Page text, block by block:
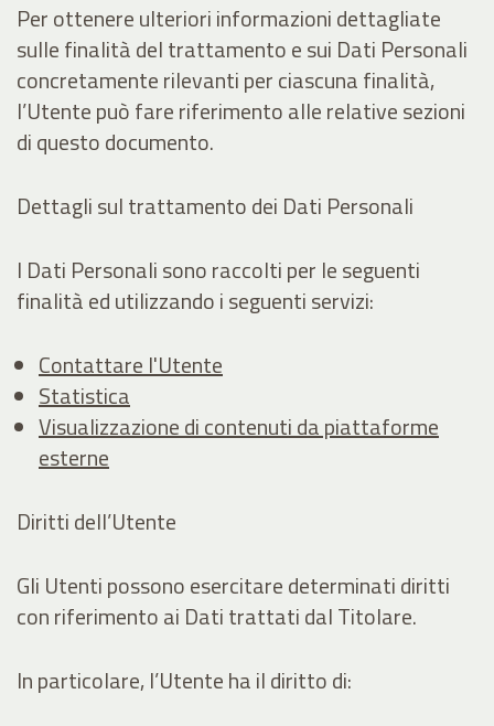
Per ottenere ulteriori informazioni dettagliate
sulle finalità del trattamento e sui Dati Personali
concretamente rilevanti per ciascuna finalità,
l’Utente può fare riferimento alle relative sezioni
di questo documento.
Dettagli sul trattamento dei Dati Personali
I Dati Personali sono raccolti per le seguenti
finalità ed utilizzando i seguenti servizi:
Contattare l'Utente
Statistica
Visualizzazione di contenuti da piattaforme
esterne
Diritti dell’Utente
Gli Utenti possono esercitare determinati diritti
con riferimento ai Dati trattati dal Titolare.
In particolare, l’Utente ha il diritto di: